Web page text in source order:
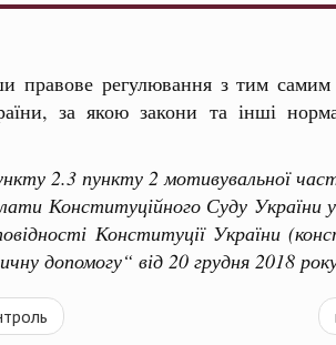
правове регулювання з тим
за якою закони та інші
2.3 пункту 2 мотивувальної
Конституційного Суду України
Конституції України
допомогу“ від 20 грудня 2018